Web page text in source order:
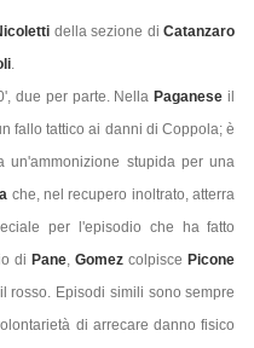
della sezione diCatanzaro
.
due per parte. Nella Paganeseil
fallo tattico ai danni di Coppola; è
stupida per una
che, nel recupero inoltrato, atterra
per l'episodio che ha fatto
di Pane,Gomezcolpisce Picone
rosso. Episodi simili sono sempre
di arrecare danno fisico